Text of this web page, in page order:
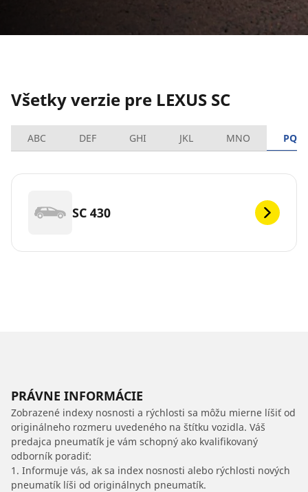
Všetky verzie pre LEXUS SC
ABC DEF GHI JKL MNO PQRS
SC 430
PRÁVNE INFORMÁCIE
Zobrazené indexy nosnosti a rýchlosti sa môžu mierne líšiť od
originálneho rozmeru uvedeného na štítku vozidla. Váš
predajca pneumatík je vám schopný ako kvalifikovaný
odborník poradiť:
1. Informuje vás, ak sa index nosnosti alebo rýchlosti nových
pneumatík líši od originálnych pneumatík.